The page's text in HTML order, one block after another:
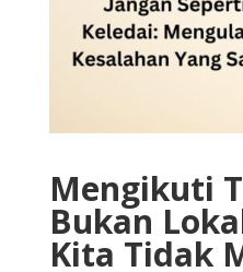
Mengikuti
Bukan
Kita Tidak